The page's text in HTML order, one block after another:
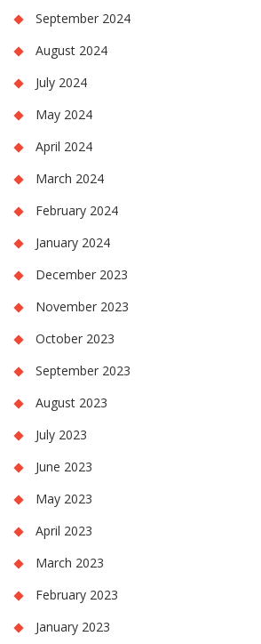
September 2024
August 2024
July 2024
May 2024
April 2024
March 2024
February 2024
January 2024
December 2023
November 2023
October 2023
September 2023
August 2023
July 2023
June 2023
May 2023
April 2023
March 2023
February 2023
January 2023